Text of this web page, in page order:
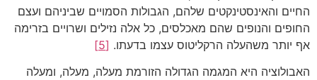
החיים והאינסטינקטים שלהם, הגבולות הסמויים שביניהם ועצם
החופים והנופים שהם מאכלסים, כל אלה נזילים ושרויים בזרימה
אף יותר משהעלה הרקליטוס עצמו בדעתו. [5]
האבולוציה היא המגמה הגדולה הזורמת מעלה, מעלה, ומעלה